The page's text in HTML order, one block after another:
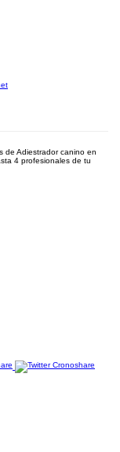
de Adiestrador canino en
4 profesionales de tu